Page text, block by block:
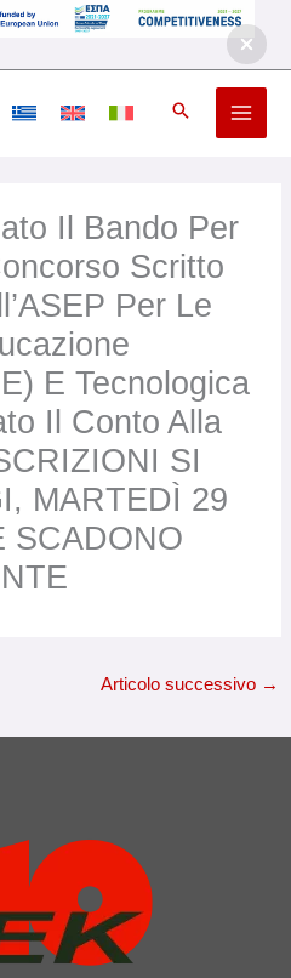
Il Bando Per
Scritto
Per Le
E Tecnologica
Il Conto Alla
SI
MARTEDÌ 29
SCADONO
Articolo successivo →